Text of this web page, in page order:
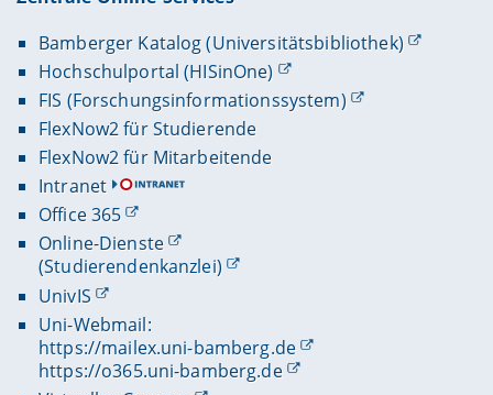
Bamberger Katalog (Universitätsbibliothek)
Hochschulportal (HISinOne)
FIS (Forschungsinformationssystem)
FlexNow2 für Studierende
FlexNow2 für Mitarbeitende
Intranet
Office 365
Online-Dienste
(Studierendenkanzlei)
UnivIS
Uni-Webmail:
https://mailex.uni-bamberg.de
https://o365.uni-bamberg.de